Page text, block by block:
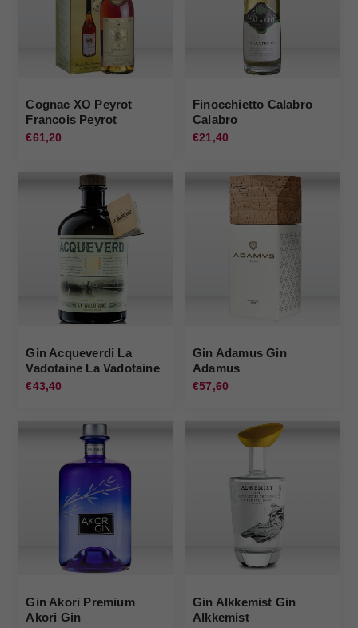
Cognac XO Peyrot
Francois Peyrot
€61,20
Finocchietto Calabro
Calabro
€21,40
Gin Acqueverdi La
Vadotaine La Vadotaine
€43,40
Gin Adamus Gin
Adamus
€57,60
Gin Akori Premium
Akori Gin
Gin Alkkemist Gin
Alkkemist